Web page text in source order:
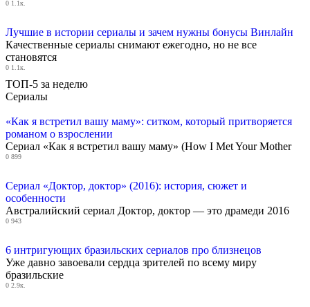
0 1.1к.
Лучшие в истории сериалы и зачем нужны бонусы Винлайн
Качественные сериалы снимают ежегодно, но не все
становятся
0 1.1к.
ТОП-5 за неделю
Сериалы
«Как я встретил вашу маму»: ситком, который притворяется
романом о взрослении
Сериал «Как я встретил вашу маму» (How I Met Your Mother
0 899
Сериал «Доктор, доктор» (2016): история, сюжет и
особенности
Австралийский сериал Доктор, доктор — это драмеди 2016
0 943
6 интригующих бразильских сериалов про близнецов
Уже давно завоевали сердца зрителей по всему миру
бразильские
0 2.9к.